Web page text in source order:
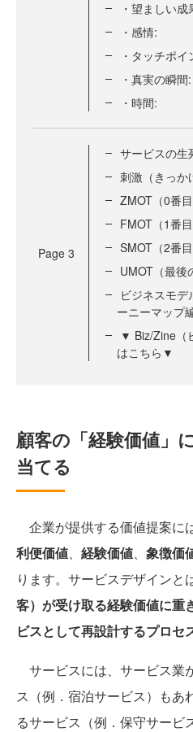
・望ましい成
・感情:
・タッチポイ
・真実の瞬間:
・時間:
Page 3
サービスの生
刺激（きっか
ZMOT（0番
FMOT（1番
SMOT（2番
UMOT（最後
ビジネスモデ
ーニーマップ編
▼ Biz/Zine（
はこちら▼
顧客の「経験価値」
当てる
企業が提供する価値提案には
利便価値、 経験価値、 象徴価
ります。サービスデザインと
客）が受け取る経験価値に重
ビスとして再設計するプロセ
サービスには、サービス業
ス（例．宿泊サービス）もあ
るサービス（例．保守サービ